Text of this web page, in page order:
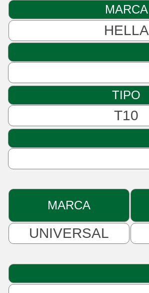
MARCA
HELLA
TIPO
T10
MARCA
UNIVERSAL